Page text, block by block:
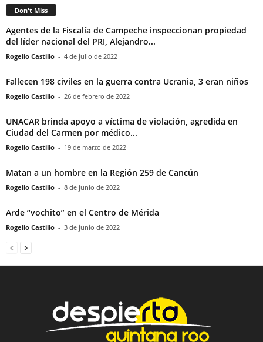
Don't Miss
Agentes de la Fiscalía de Campeche inspeccionan propiedad
del líder nacional del PRI, Alejandro...
Rogelio Castillo - 4 de julio de 2022
Fallecen 198 civiles en la guerra contra Ucrania, 3 eran niños
Rogelio Castillo - 26 de febrero de 2022
UNACAR brinda apoyo a víctima de violación, agredida en
Ciudad del Carmen por médico...
Rogelio Castillo - 19 de marzo de 2022
Matan a un hombre en la Región 259 de Cancún
Rogelio Castillo - 8 de junio de 2022
Arde “vochito” en el Centro de Mérida
Rogelio Castillo - 3 de junio de 2022